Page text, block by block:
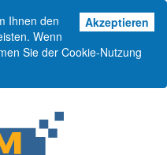
Akzeptieren
Ihnen den
Wenn
Sie der Cookie-Nutzung